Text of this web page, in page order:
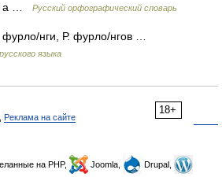
а … Русский орфографический словарь
нги, Р. фурло/нгов …
языка
18+
Реклама на сайте
на PHP, Joomla,
Drupal,